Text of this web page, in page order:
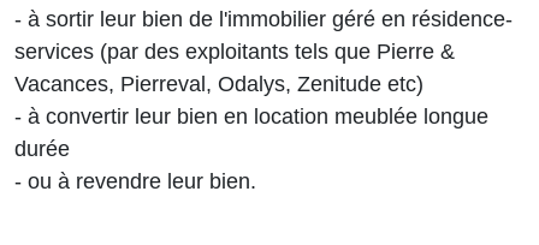
- à sortir leur bien de l'immobilier géré en résidence-
services (par des exploitants tels que Pierre &
Vacances, Pierreval, Odalys, Zenitude etc)
- à convertir leur bien en location meublée longue
durée
- ou à revendre leur bien.